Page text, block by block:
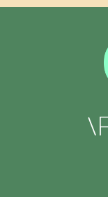
の